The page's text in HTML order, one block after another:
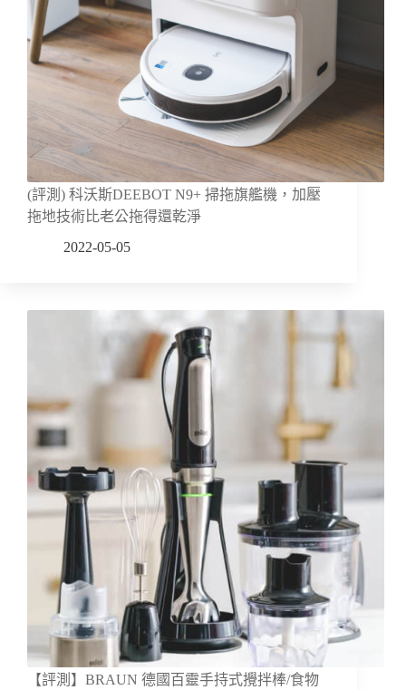
(評測) 科沃斯DEEBOT N9+ 掃拖旗艦機，加壓
拖地技術比老公拖得還乾淨
2022-05-05
【評測】BRAUN 德國百靈手持式攪拌棒/食物